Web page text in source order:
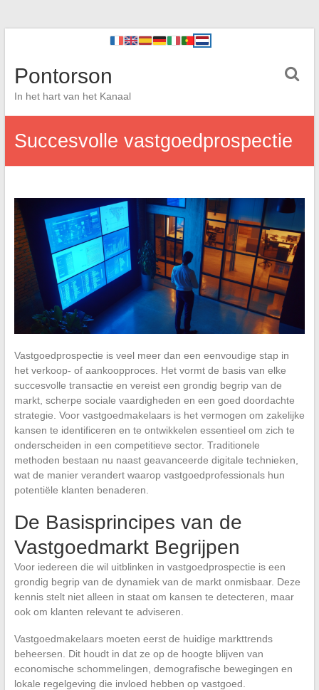
Pontorson
In het hart van het Kanaal
Succesvolle vastgoedprospectie
Vastgoedprospectie is veel meer dan een eenvoudige stap in
het verkoop- of aankoopproces. Het vormt de basis van elke
succesvolle transactie en vereist een grondig begrip van de
markt, scherpe sociale vaardigheden en een goed doordachte
strategie. Voor vastgoedmakelaars is het vermogen om zakelijke
kansen te identificeren en te ontwikkelen essentieel om zich te
onderscheiden in een competitieve sector. Traditionele
methoden bestaan nu naast geavanceerde digitale technieken,
wat de manier verandert waarop vastgoedprofessionals hun
potentiële klanten benaderen.
De Basisprincipes van de
Vastgoedmarkt Begrijpen
Voor iedereen die wil uitblinken in vastgoedprospectie is een
grondig begrip van de dynamiek van de markt onmisbaar. Deze
kennis stelt niet alleen in staat om kansen te detecteren, maar
ook om klanten relevant te adviseren.
Vastgoedmakelaars moeten eerst de huidige markttrends
beheersen. Dit houdt in dat ze op de hoogte blijven van
economische schommelingen, demografische bewegingen en
lokale regelgeving die invloed hebben op vastgoed.